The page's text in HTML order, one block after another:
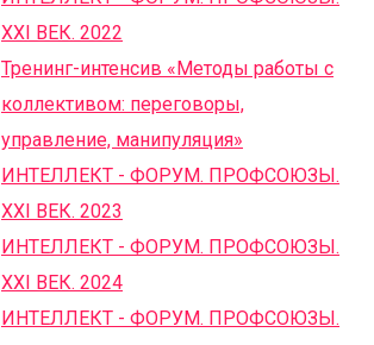
XXI ВЕК. 2022
Тренинг-интенсив «Методы работы с
коллективом: переговоры,
управление, манипуляция»
ИНТЕЛЛЕКТ - ФОРУМ. ПРОФСОЮЗЫ.
XXI ВЕК. 2023
ИНТЕЛЛЕКТ - ФОРУМ. ПРОФСОЮЗЫ.
XXI ВЕК. 2024
ИНТЕЛЛЕКТ - ФОРУМ. ПРОФСОЮЗЫ.